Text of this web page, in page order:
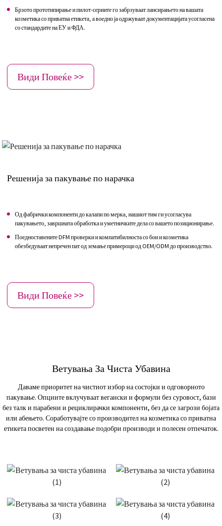
Брзото прототипирање и пилот-сериите го забрзуваат лансирањето на вашата
козметика со приватна етикета, а воедно ја одржуваат документацијата усогласена
со стандардите на ЕУ и ФДА.
Види Повеќе >>
Решенија за пакување по нарачка
Од фабрички компоненти до калапи по мерка, нашиот тим ги усогласува
пакувањето, завршната обработка и уметничките дела со вашето позиционирање.
Поедноставените DFM проверки и компатибилноста со бои и козметика
обезбедуваат непречен пат од земање примероци од OEM/ODM до производство.
Види Повеќе >>
Ветувања За Чиста Убавина
Даваме приоритет на чистиот избор на состојки и одговорното
пакување. Опциите вклучуваат вегански и формули без суровост, бази
без талк и парабени и рециклирачки компоненти, без да се загрози бојата
или абењето. Соработувајте со производител на козметика со приватна
етикета посветен на создавање подобри производи и полесен отпечаток.